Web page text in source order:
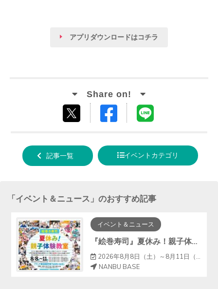
アプリダウンロードはコチラ
する
Facebook
る
記事一覧 イベントカテゴリ
「イベント＆ニュース 」のおすすめ記事
イベント＆ニュース
『絵巻寿司』夏休み！親子体験教室
2026年8月8日（土）～8月11日（火）
NANBU BASE